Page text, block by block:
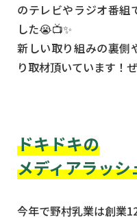
のテレビやラジオ番組
した😭📺✨
新しい取り組みの裏側
り取材頂いています！
ドキドキの
メディアラッ
今年で野村乳業は創業